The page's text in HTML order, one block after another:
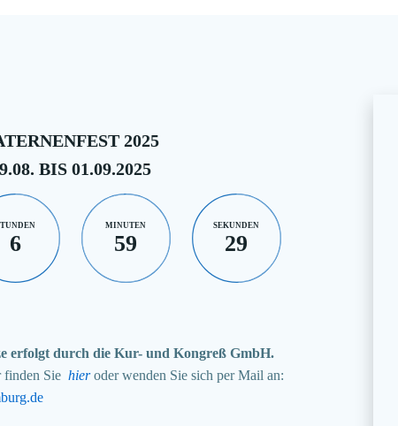
2025
BIS 01.09.2025
6
MINUTEN
59
SEKUNDEN
28
erfolgt durch die Kur- und Kongreß GmbH.
finden Sie hieroder wenden Sie sich per Mail an: